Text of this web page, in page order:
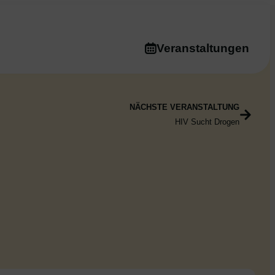
Veranstaltungen
NÄCHSTE VERANSTALTUNG
HIV Sucht Drogen